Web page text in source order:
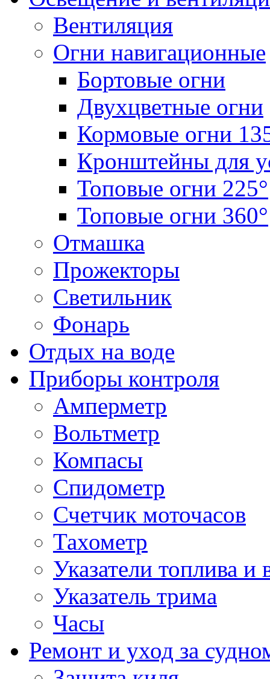
Вентиляция
Огни навигационные
Бортовые огни
Двухцветные огни
Кормовые огни
Кронштейны для
Топовые огни 225°
Топовые огни 360°
Отмашка
Прожекторы
Светильник
Фонарь
Отдых на воде
Приборы контроля
Амперметр
Вольтметр
Компасы
Спидометр
Счетчик моточасов
Тахометр
Указатели топлива и
Указатель трима
Часы
Ремонт и уход за